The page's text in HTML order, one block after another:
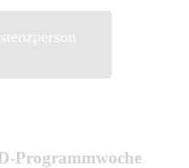
Programmwoche